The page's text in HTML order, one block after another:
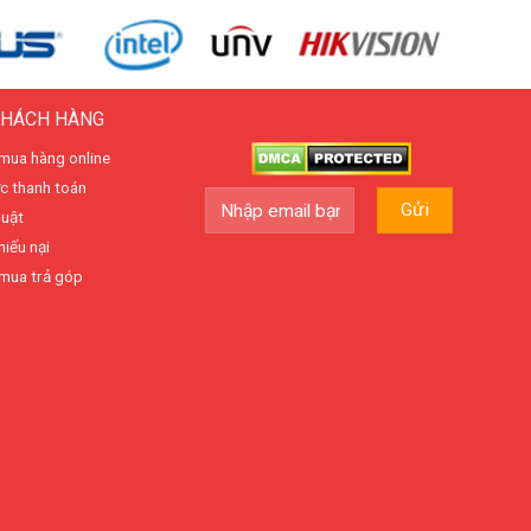
HÀNG
hàng online
thanh toán
nại
trả góp